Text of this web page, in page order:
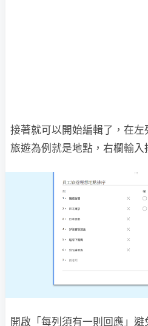
接著就可以開始編輯了，在
旅遊為例就是地點，右欄輸入
開啟「每列須有一則回應」